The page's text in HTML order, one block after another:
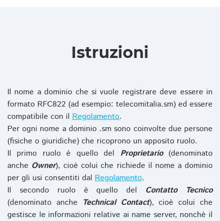
Istruzioni
Il nome a dominio che si vuole registrare deve essere in
formato RFC822 (ad esempio: telecomitalia.sm) ed essere
compatibile con il Regolamento.
Per ogni nome a dominio .sm sono coinvolte due persone
(fisiche o giuridiche) che ricoprono un apposito ruolo.
Il primo ruolo è quello del Proprietario(denominato
anche Owner), cioè colui che richiede il nome a dominio
per gli usi consentiti dal Regolamento.
Il secondo ruolo è quello del Contatto Tecnico
(denominato anche Technical Contact), cioè colui che
gestisce le informazioni relative ai name server, nonchè il